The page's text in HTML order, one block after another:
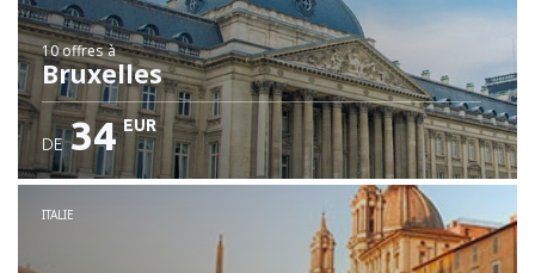
10 offresà
Bruxelles
DE 34 EUR
ITALIE